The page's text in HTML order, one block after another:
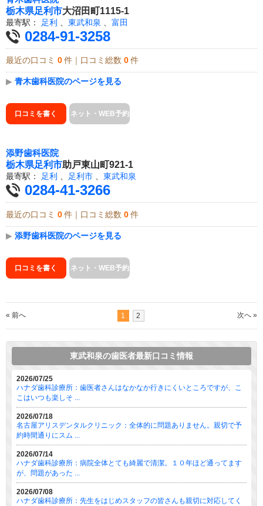
栃木県足利市大沼田町1115-1
最寄駅： 足利 東武和泉 富田
0284-91-3258
最近の口コミ 0 件｜口コミ総数 0 件
▶ 青木歯科医院のページを見る
口コミを書く ネット・WEB予約
添野歯科医院
栃木県足利市助戸東山町921-1
最寄駅： 足利 、 足利市 、 東武和泉
0284-41-3266
最近の口コミ 0 件｜口コミ総数 0 件
▶ 添野歯科医院のページを見る
口コミを書く ネット・WEB予約
« 前へ 1 2 次へ »
東武和泉の歯医者最新口コミ情報
2026/07/25
ハナダ歯科診療所：歯医者さんはなかなか行きにくいところですが、こ
こはいつも楽しそ ...
2026/07/18
名古屋アリスデンタルクリニック：全体的に問題ありません。親切で予
約時間通りにスム ...
2026/07/14
ハナダ歯科診療所：病院全体とても綺麗で清潔。１０年ほど通ってます
が、問題があった ...
2026/07/08
ハナダ歯科診療所：先生をはじめスタッフの皆さんも親切に対応してく